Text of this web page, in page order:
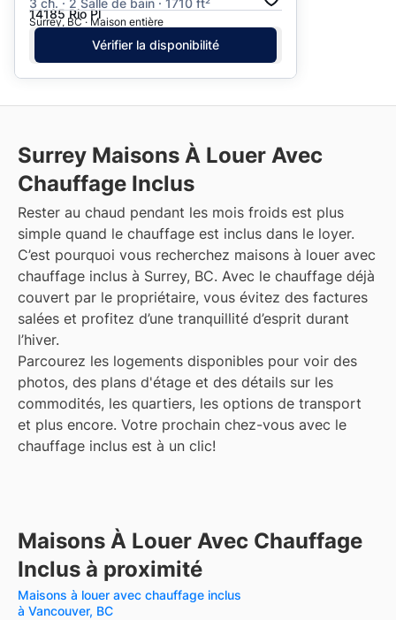
14185 Rio Pl
Surrey, BC · Maison entière
Vérifier la disponibilité
Surrey Maisons À Louer Avec
Chauffage Inclus
Rester au chaud pendant les mois froids est plus
simple quand le chauffage est inclus dans le loyer.
C’est pourquoi vous recherchez maisons à louer avec
chauffage inclus à Surrey, BC. Avec le chauffage déjà
couvert par le propriétaire, vous évitez des factures
salées et profitez d’une tranquillité d’esprit durant
l’hiver.
Parcourez les logements disponibles pour voir des
photos, des plans d'étage et des détails sur les
commodités, les quartiers, les options de transport
et plus encore. Votre prochain chez-vous avec le
chauffage inclus est à un clic!
Maisons À Louer Avec Chauffage
Inclus à proximité
Maisons à louer avec chauffage inclus
à Vancouver, BC